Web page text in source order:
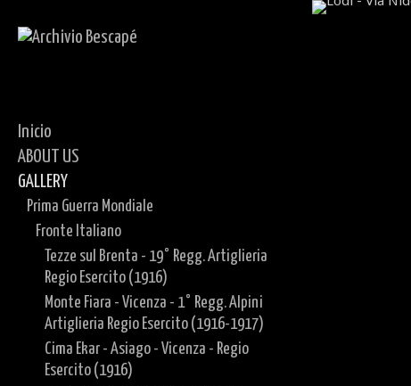
Inicio
ABOUT US
GALLERY
Prima Guerra Mondiale
Fronte Italiano
Tezze sul Brenta - 19° Regg. Artiglieria
Regio Esercito (1916)
Monte Fiara - Vicenza - 1° Regg. Alpini
Artiglieria Regio Esercito (1916-1917)
Cima Ekar - Asiago - Vicenza - Regio
Esercito (1916)